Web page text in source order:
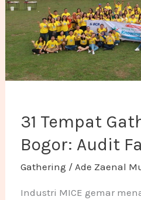
31 Tempat
Bogor: Audit
Gathering / Ade Zaenal
Industri MICE gemar